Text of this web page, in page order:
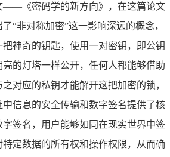
——《密码学的新方向》，在这篇论文
“非对称加密”这一影响深远的概念，
神奇的钥匙，使用一对密钥，即公钥
的灯塔一样公开，任何人都能够借助
对应的私钥才能解开这把加密的锁，
信息的安全传输和数字签名提供了核
签名，用户能够如同在现实世界中签
定数据的所有权和操作权限，从而确